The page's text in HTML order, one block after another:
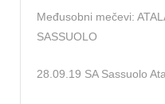
Međusobni mečevi:
SASSUOLO
28.09.19 SA Sassuolo